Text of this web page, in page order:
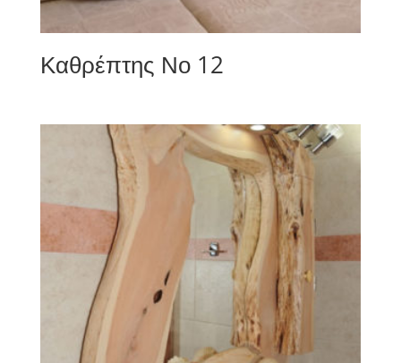
Καθρέπτης Νο 12